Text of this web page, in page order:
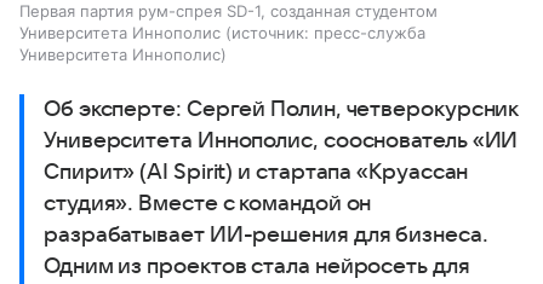
Первая партия рум-спрея SD-1, созданная студентом
Университета Иннополис
источник: пресс-служба
Университета Иннополис
Об эксперте: Сергей Полин, четверокурсник
Университета Иннополис, сооснователь «ИИ
Спирит» (AI Spirit) и стартапа «Круассан
студия». Вместе с командой он
разрабатывает ИИ-решения для бизнеса.
Одним из проектов стала нейросеть для